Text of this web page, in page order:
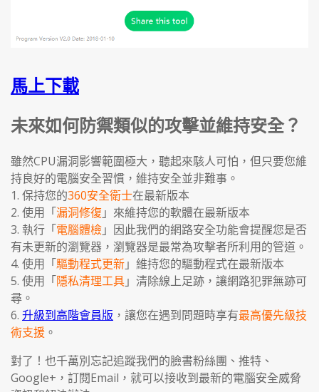
馬上下載
未來如何防禦類似的攻擊並維持安全？
雖然CPU漏洞影響範圍極大，聽起來駭人可怕，但只要您維
持良好的電腦安全習慣，維持安全並非難事。
1. 保持您的360安全衛士在最新版本
2. 使用「漏洞修復 」來維持您的軟體在最新版本
3. 執行「電腦體檢」因此我們的網路安全功能會提醒您是否
有未更新的瀏覽器，瀏覽器是最常為攻擊者所利用的管道。
4. 使用「驅動程式更新」維持您的驅動程式在最新版本
5. 使用「隱私清理工具」清除線上足跡，讓網路犯罪無跡可
尋。
6. 升級到高階會員版 ，讓您在遇到問題時享有最高優先級技
術支援 。
對了！也千萬別忘記追蹤我們的臉書粉絲團、推特、
Google+，訂閱Email，就可以接收到最新的電腦安全威脅